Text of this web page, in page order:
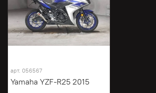
арт. 056567
Yamaha YZF-R25 2015